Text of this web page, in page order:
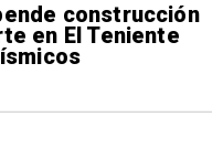
construcción
en El Teniente